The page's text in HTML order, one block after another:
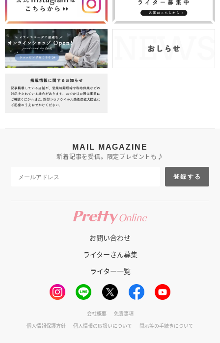
MAIL MAGAZINE
新着記事を受信。限定プレゼントも♪
登録する
お問い合わせ
ライターさん募集
ライター一覧
会社概要
免責事項
個人情報保護方針
個人情報の取扱いについて 開示等の手続きについて